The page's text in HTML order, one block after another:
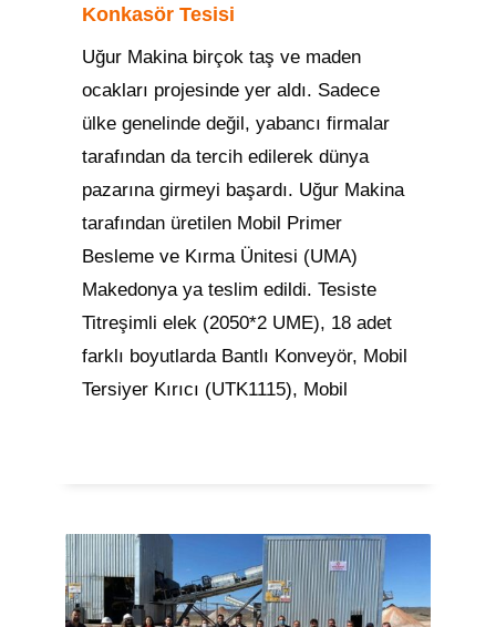
Konkasör Tesisi
Uğur Makina birçok taş ve maden
ocakları projesinde yer aldı. Sadece
ülke genelinde değil, yabancı firmalar
tarafından da tercih edilerek dünya
pazarına girmeyi başardı. Uğur Makina
tarafından üretilen Mobil Primer
Besleme ve Kırma Ünitesi (UMA)
Makedonya ya teslim edildi. Tesiste
Titreşimli elek (2050*2 UME), 18 adet
farklı boyutlarda Bantlı Konveyör, Mobil
Tersiyer Kırıcı (UTK1115), Mobil